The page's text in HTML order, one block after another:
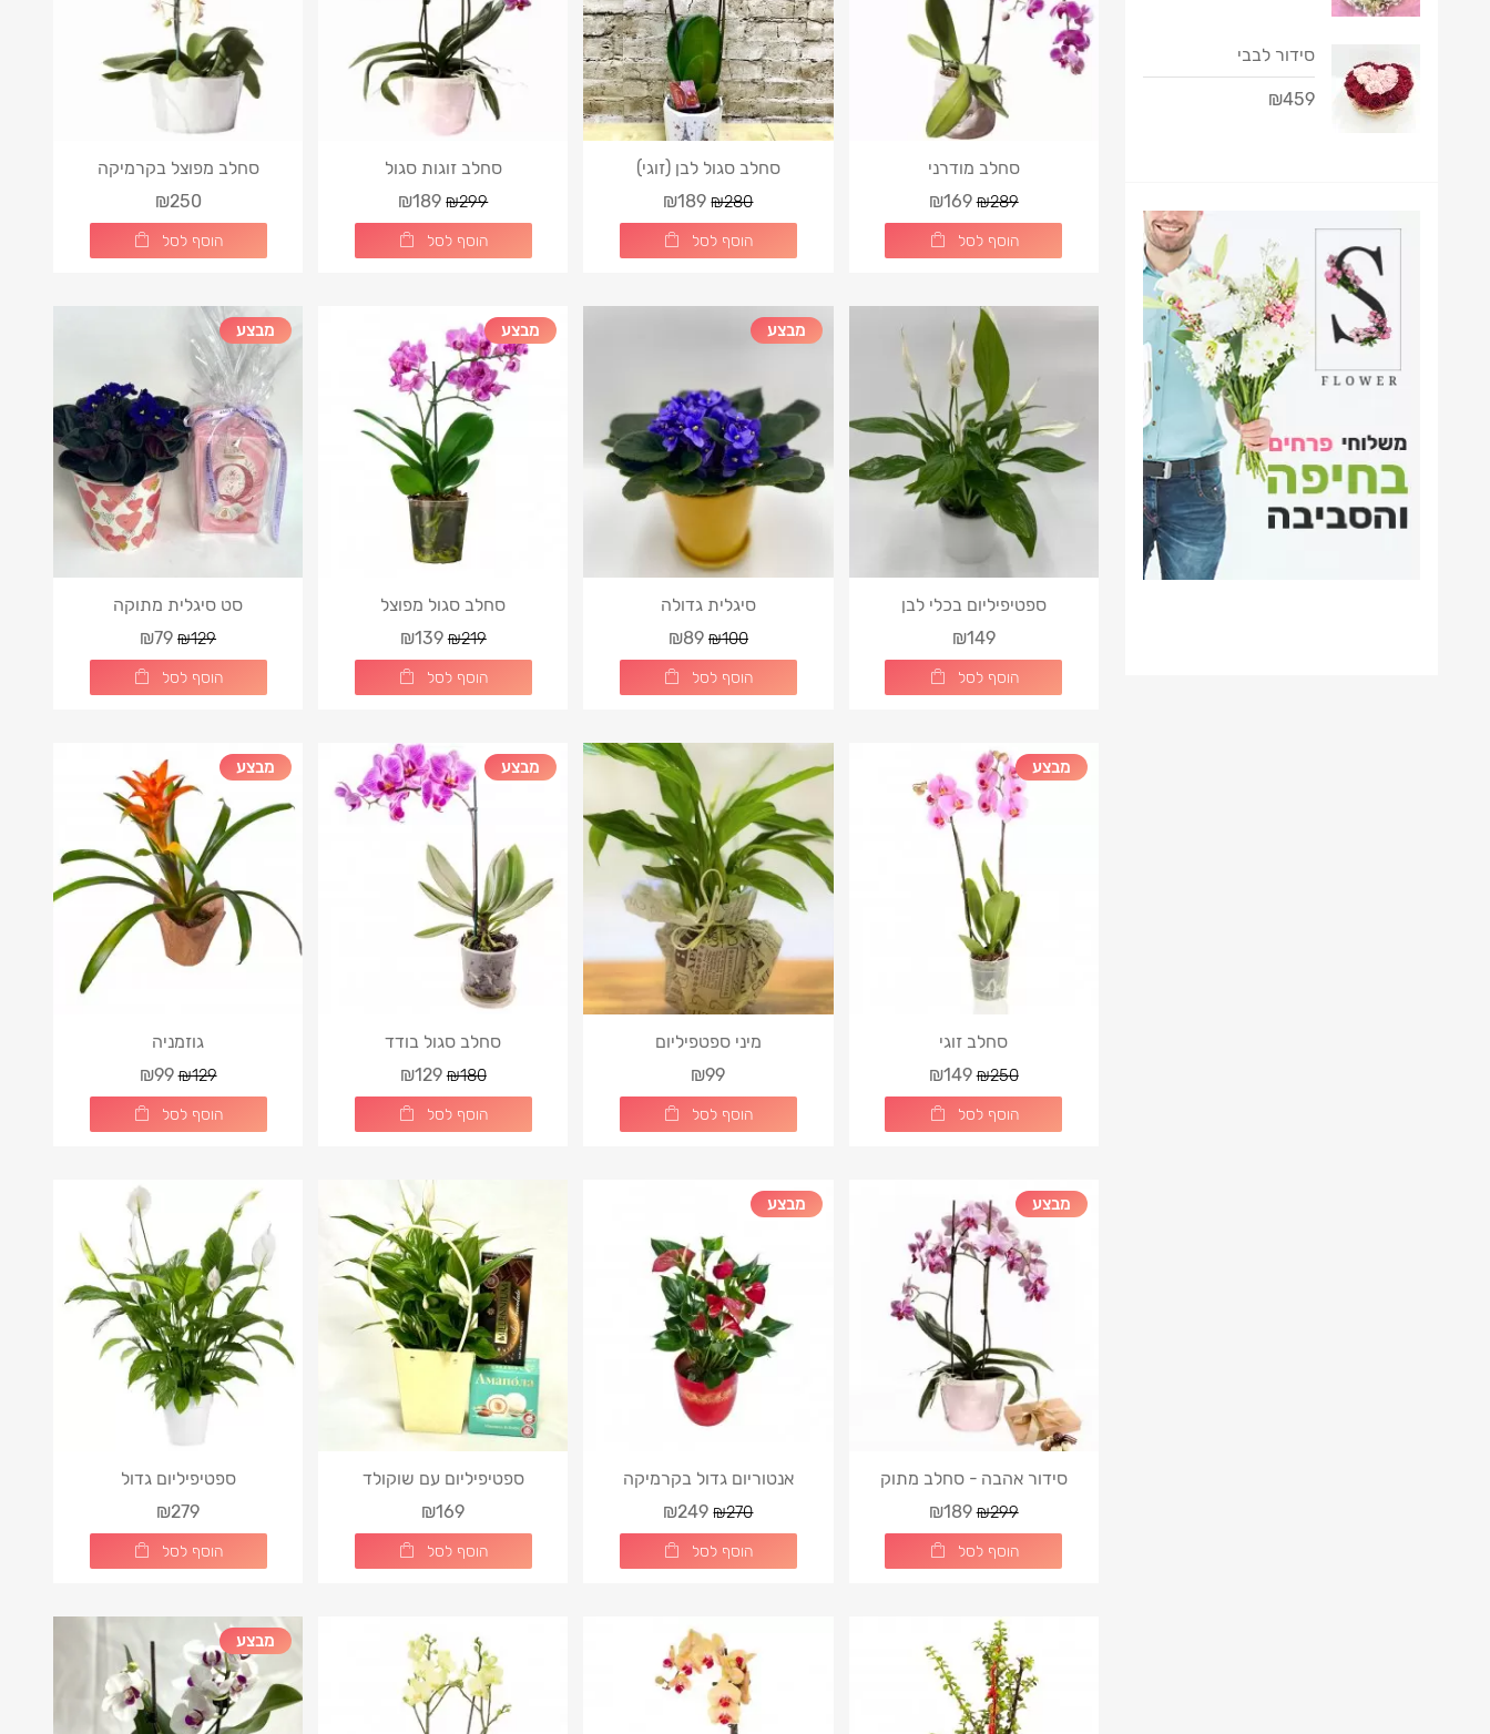
סחלב מודרני
₪289
₪169
הוסף לסל
סחלב סגול לבן (זוגי)
₪280
₪189
הוסף לסל
סחלב זוגות סגול
₪299
₪189
הוסף לסל
סחלב מפוצל בקרמיקה
₪250
הוסף לסל
ספטיפיליום בכלי לבן
₪149
הוסף לסל
מבצע
סיגלית גדולה
₪100
₪89
הוסף לסל
מבצע
סחלב סגול מפוצל
₪219
₪139
הוסף לסל
מבצע
סט סיגלית מתוקה
₪129
₪79
הוסף לסל
מבצע
סחלב זוגי
₪250
₪149
הוסף לסל
מיני ספטפיליום
₪99
הוסף לסל
מבצע
סחלב סגול בודד
₪180
₪129
הוסף לסל
מבצע
גוזמניה
₪129
₪99
הוסף לסל
מבצע
סידור אהבה - סחלב מתוק
₪299
₪189
הוסף לסל
מבצע
אנטוריום גדול בקרמיקה
₪270
₪249
הוסף לסל
ספטיפיליום עם שוקולד
₪169
הוסף לסל
ספטיפיליום גדול
₪279
הוסף לסל
מבצע
סידור לבבי
₪459